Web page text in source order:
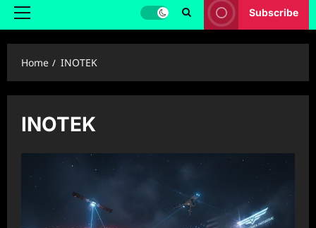
Primary
Subscribe
Home INOTEK
INOTEK